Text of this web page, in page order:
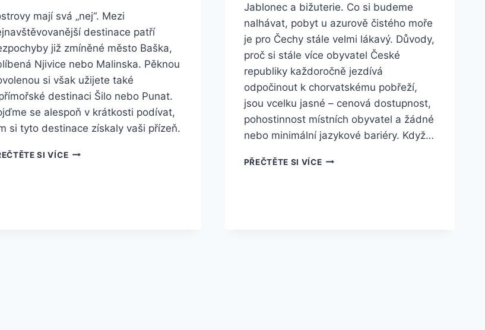
mají svá „nej“. Mezi
destinace patří
již zmíněné město Baška,
Njivice nebo Malinska. Pěknou
si však užijete také
destinaci Šilo nebo Punat.
se alespoň v krátkosti podívat,
si tyto destinace získaly vaši přízeň.
SI VÍCE5
Jablonec a bižuterie. Co si budeme
nalhávat, pobyt u azurově čistého moře
je pro Čechy stále velmi lákavý. Důvody,
proč si stále více obyvatel České
republiky každoročně jezdívá
odpočinout k chorvatskému pobřeží,
jsou vcelku jasné – cenová dostupnost,
pohostinnost místních obyvatel a žádné
nebo minimální jazykové bariéry. Když…
PŘEČTĚTE SI VÍCEOBJEVTE